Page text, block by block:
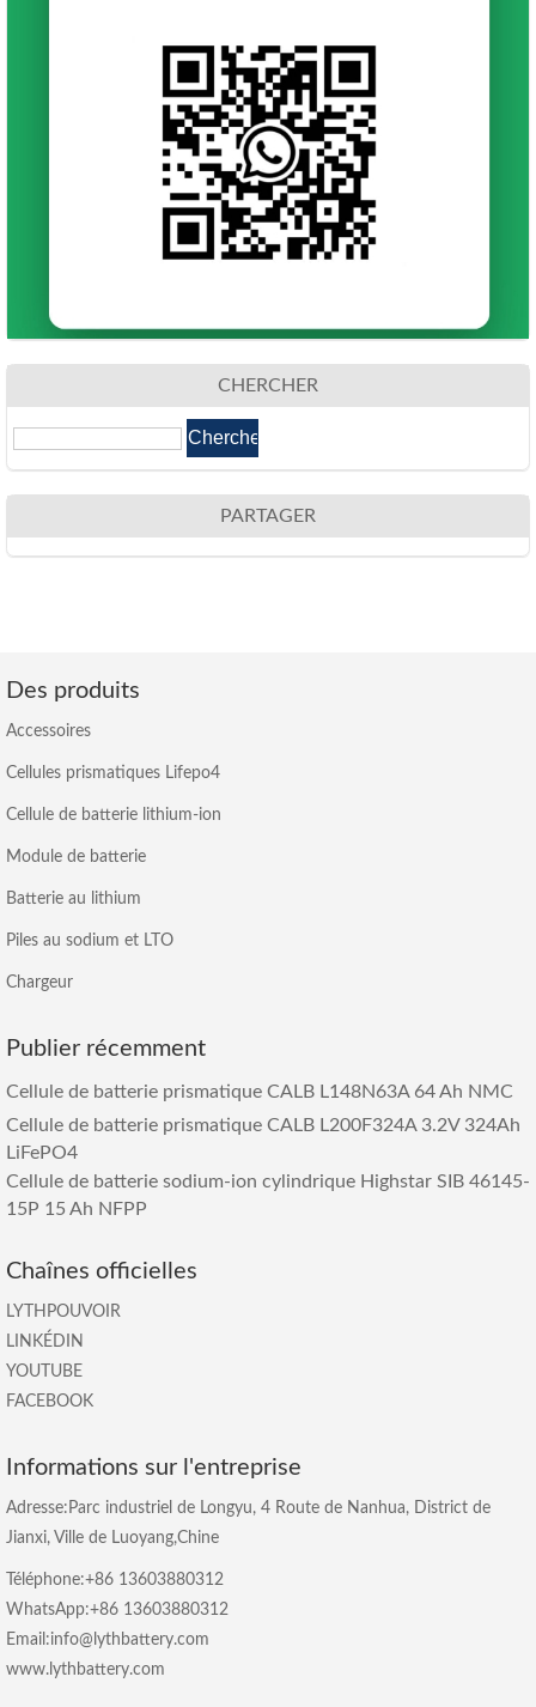
CHERCHER
PARTAGER
Des produits
Accessoires
Cellules prismatiques Lifepo4
Cellule de batterie lithium-ion
Module de batterie
Batterie au lithium
Piles au sodium et LTO
Chargeur
Publier récemment
Cellule de batterie prismatique CALB L148N63A 64 Ah NMC
Cellule de batterie prismatique CALB L200F324A 3.2V 324Ah
LiFePO4
Cellule de batterie sodium-ion cylindrique Highstar SIB 46145-
15P 15 Ah NFPP
Chaînes officielles
LYTHPOUVOIR
LINKÉDIN
YOUTUBE
FACEBOOK
Informations sur l'entreprise
Adresse:Parc industriel de Longyu, 4 Route de Nanhua, District de
Jianxi, Ville de Luoyang,Chine
Téléphone:+86 13603880312
WhatsApp:+86 13603880312
Email:info@lythbattery.com
www.lythbattery.com